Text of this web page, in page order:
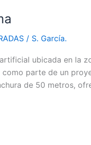
/ S. García.
ubicada en la
como parte de un
de 50 metros,